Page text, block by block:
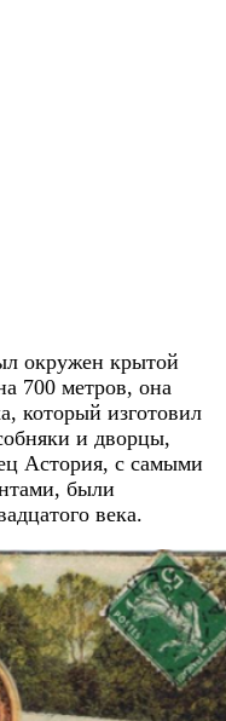
окружен крытой
700 метров, она
который изготовил
и дворцы,
Астория, с самыми
были
века.